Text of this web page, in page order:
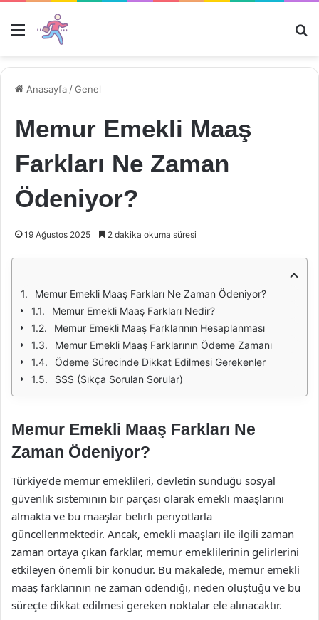
Menü
Anasayfa /Genel
Memur Emekli Maaş
Farkları Ne Zaman
Ödeniyor?
19 Ağustos 2025 2 dakika okuma süresi
Memur Emekli Maaş Farkları Ne Zaman Ödeniyor?
Memur Emekli Maaş Farkları Nedir?
Memur Emekli Maaş Farklarının Hesaplanması
Memur Emekli Maaş Farklarının Ödeme Zamanı
Ödeme Sürecinde Dikkat Edilmesi Gerekenler
SSS (Sıkça Sorulan Sorular)
Memur Emekli Maaş Farkları Ne
Zaman Ödeniyor?
Türkiye’de memur emeklileri, devletin sunduğu sosyal
güvenlik sisteminin bir parçası olarak emekli maaşlarını
almakta ve bu maaşlar belirli periyotlarla
güncellenmektedir. Ancak, emekli maaşları ile ilgili zaman
zaman ortaya çıkan farklar, memur emeklilerinin gelirlerini
etkileyen önemli bir konudur. Bu makalede, memur emekli
maaş farklarının ne zaman ödendiği, neden oluştuğu ve bu
süreçte dikkat edilmesi gereken noktalar ele alınacaktır.